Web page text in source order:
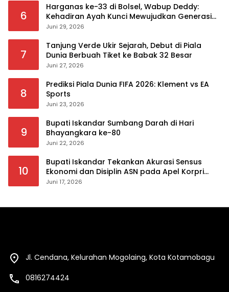
6
Harganas ke-33 di Bolsel, Wabup Deddy:
Kehadiran Ayah Kunci Mewujudkan Generasi
Berkualitas
Juni 29, 2026
7
Tanjung Verde Ukir Sejarah, Debut di Piala
Dunia Berbuah Tiket ke Babak 32 Besar
Juni 27, 2026
8
Prediksi Piala Dunia FIFA 2026: Klement vs EA
Sports
Juni 23, 2026
9
Bupati Iskandar Sumbang Darah di Hari
Bhayangkara ke-80
Juni 22, 2026
10
Bupati Iskandar Tekankan Akurasi Sensus
Ekonomi dan Disiplin ASN pada Apel Korpri
Pemkab Bolsel
Juni 17, 2026
Jl. Cendana, Kelurahan Mogolaing, Kota Kotamobagu
0816274424